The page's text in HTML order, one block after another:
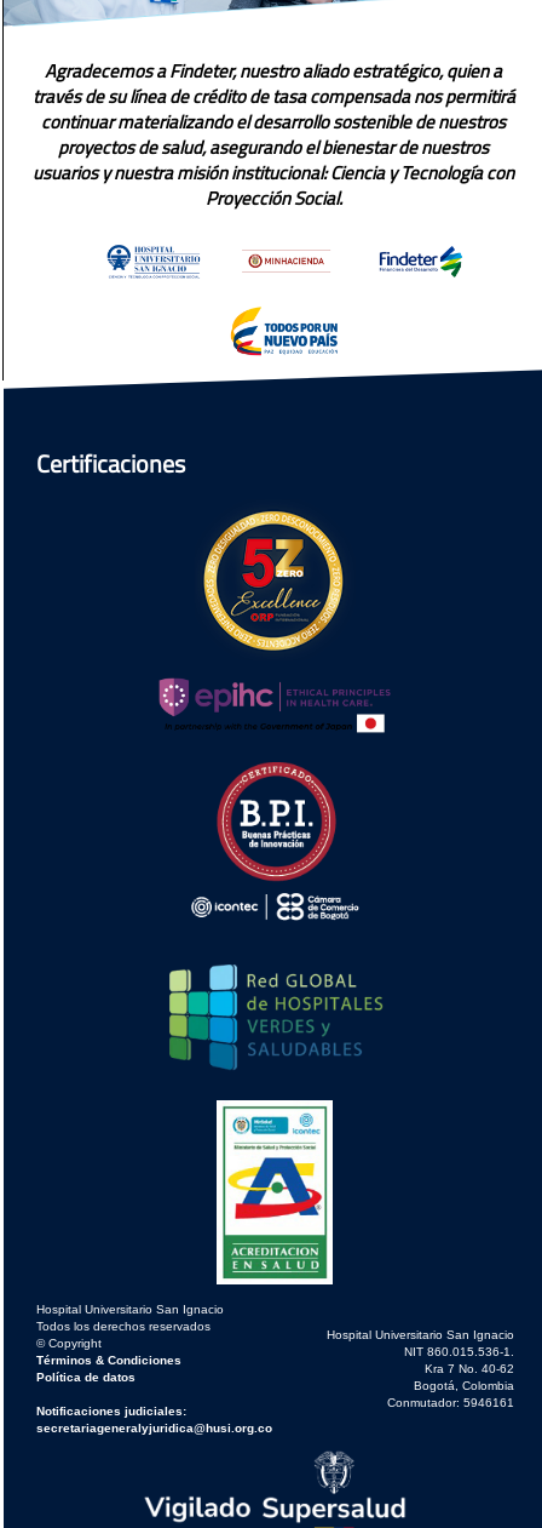
Agradecemos a Findeter, nuestro aliado estratégico, quien a
través de su línea de crédito de tasa compensada nos permitirá
continuar materializando el desarrollo sostenible de nuestros
proyectos de salud, asegurando el bienestar de nuestros
usuarios y nuestra misión institucional: Ciencia y Tecnología con
Proyección Social.
Certificaciones
Hospital Universitario San Ignacio
Todos los derechos reservados
© Copyright
Términos & Condiciones
Política de datos
Notificaciones judiciales:
secretariageneralyjuridica@husi.org.co
Hospital Universitario San Ignacio
NIT 860.015.536-1.
Kra 7 No. 40-62
Bogotá, Colombia
Conmutador: 5946161